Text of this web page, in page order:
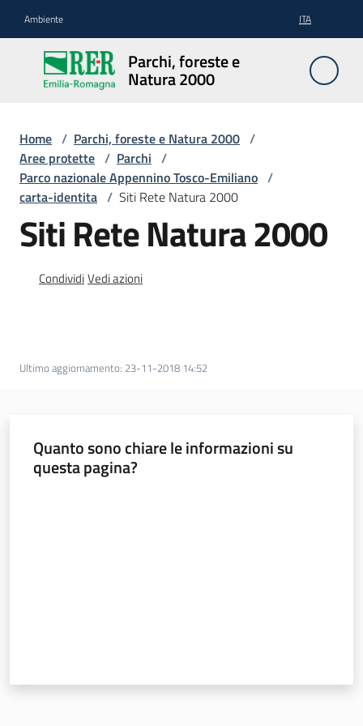
Ambiente ITA
Parchi, foreste e
Natura 2000
Parchi,
foreste
e
2000
Aree
Protette
Biodiversità
Home / Parchi, foreste e Natura 2000 /
Aree protette / Parchi /
Parco nazionale Appennino Tosco-Emiliano /
carta-identita / Siti Rete Natura 2000
Siti Rete Natura 2000
CondividiVedi azioni
Ultimo aggiornamento: 23-11-2018 14:52
Quanto sono chiare le informazioni su
questa pagina?